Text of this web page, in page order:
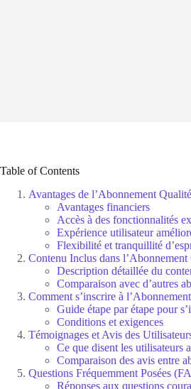
Table of Contents
Avantages de l’Abonnement
Avantages financiers
Accès à des fonctionnalités
Expérience utilisateur
Flexibilité et tranquillité
Contenu Inclus dans
Description détaillée du
Comparaison avec d’autres
Comment s’inscrire à
Guide étape par étape pour
Conditions et exigences
Témoignages et Avis des
Ce que disent les utilisateurs
Comparaison des avis entre
Questions Fréquemment Posées
Réponses aux questions